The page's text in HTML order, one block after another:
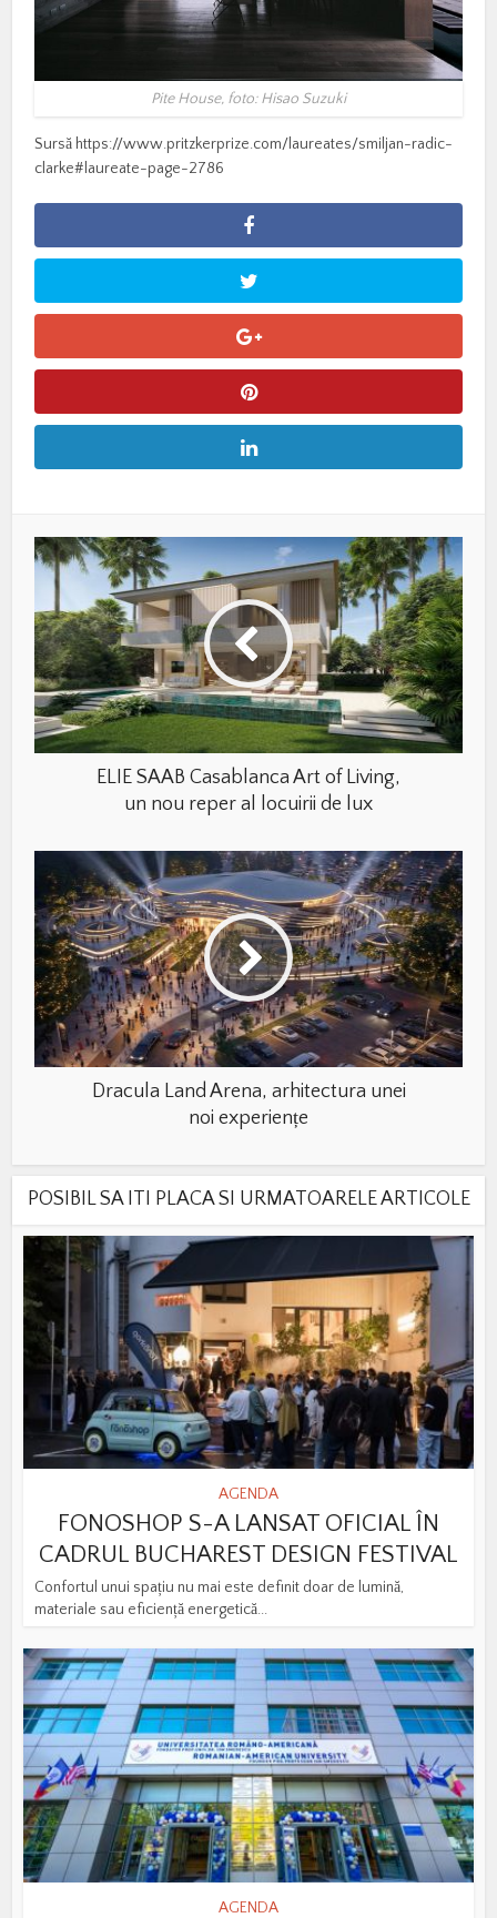
Pite House, foto: Hisao Suzuki
Sursă https://www.pritzkerprize.com/laureates/smiljan-radic-
clarke#laureate-page-2786
ELIE SAAB Casablanca Art of Living,
un nou reper al locuirii de lux
Dracula Land Arena, arhitectura unei
noi experiențe
POSIBIL SA ITI PLACA SI URMATOARELE ARTICOLE
AGENDA
FONOSHOP S-A LANSAT OFICIAL ÎN
CADRUL BUCHAREST DESIGN FESTIVAL
Confortul unui spațiu nu mai este definit doar de lumină,
materiale sau eficiență energetică...
AGENDA